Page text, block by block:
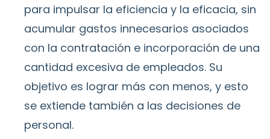
para impulsar la eficiencia y la eficacia, sin
acumular gastos innecesarios asociados
con la contratación e incorporación de una
cantidad excesiva de empleados. Su
objetivo es lograr más con menos, y esto
se extiende también a las decisiones de
personal.